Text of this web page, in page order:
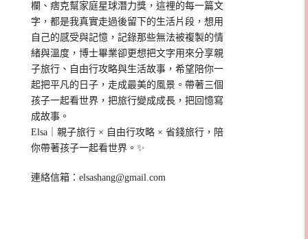
欄、痞克幫家庭星球潛力獎，這裡的每一篇文
字，都是我真實走過後留下的生活片段，想用
自己的感受與記憶，記錄那些無法被複製的情
緒與溫度，博士畢業卻更想把文字用來分享親
子旅行、自由行攻略與生活故事，希望陪你一
起把平凡的日子，走成最美的風景。帶著三個
孩子一起看世界，把旅行變成成長，把回憶寫
成故事。
Elsa｜親子旅行 × 自由行攻略 × 省錢旅行，陪
你帶著孩子一起看世界。✨
連絡信箱：elsashang@gmail.com